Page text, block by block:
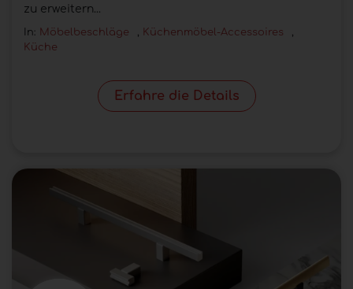
zu erweitern...
In: Möbelbeschläge , Küchenmöbel-Accessoires
,
Küche
Erfahre die Details